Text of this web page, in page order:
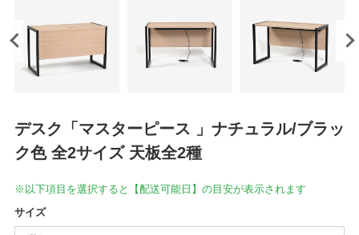
デスク「マスターピース 」ナチュラル/ブラッ
ク色 全2サイズ 天板全2種
※以下項目を選択すると【配送可能日】の目安が表示されます
サイズ